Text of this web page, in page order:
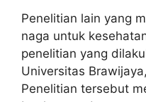
Penelitian lain yang
naga untuk
penelitian yang
Universitas
Penelitian tersebut